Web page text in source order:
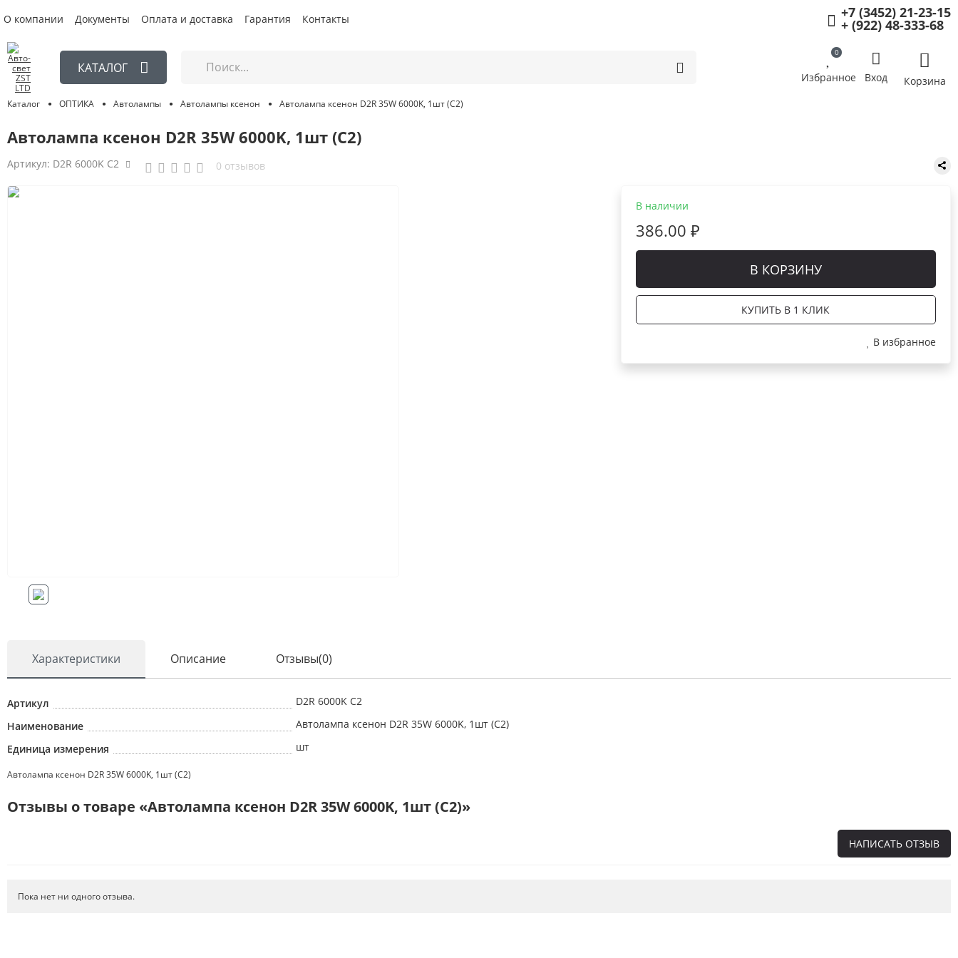
О компании Документы Оплата и доставка Гарантия Контакты +7 (3452) 21-23-15
+ (922) 48-333-68
КАТАЛОГ
ОПТИКА
АВТОХИМИЯ
ТОРМОЗНАЯ СИСТЕМА
0
Избранное Вход Корзина
Каталог ОПТИКА Автолампы Автолампы ксенон Автолампа ксенон D2R 35W 6000K, 1шт (C2)
Автолампа ксенон D2R 35W 6000K, 1шт (C2)
Артикул: D2R 6000K C2 0 отзывов
В наличии
386.00 ₽
В КОРЗИНУ
КУПИТЬ В 1 КЛИК
В избранное
Характеристики Описание Отзывы(0)
Артикул
D2R 6000K C2
Наименование
Автолампа ксенон D2R 35W 6000K, 1шт (C2)
Единица измерения
шт
Автолампа ксенон D2R 35W 6000K, 1шт (C2)
Отзывы о товаре «Автолампа ксенон D2R 35W 6000K, 1шт (C2)»
НАПИСАТЬ ОТЗЫВ
Пока нет ни одного отзыва.